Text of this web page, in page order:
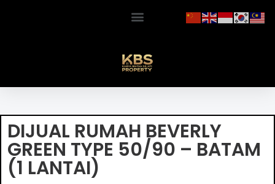
DIJUAL RUMAH BEVERLY
GREEN TYPE 50/90 – BATAM
(1 LANTAI)